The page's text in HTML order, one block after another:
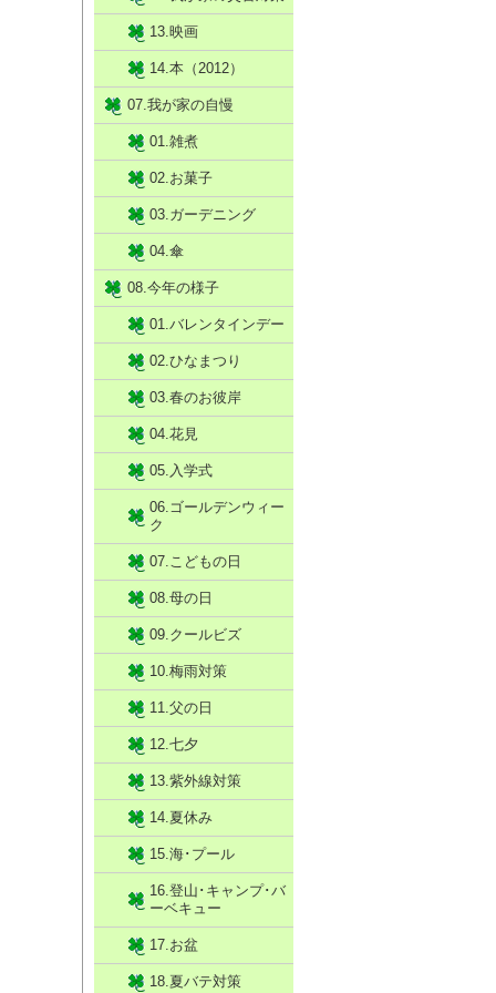
13.映画
14.本（2012）
07.我が家の自慢
01.雑煮
02.お菓子
03.ガーデニング
04.傘
08.今年の様子
01.バレンタインデー
02.ひなまつり
03.春のお彼岸
04.花見
05.入学式
06.ゴールデンウィー
ク
07.こどもの日
08.母の日
09.クールビズ
10.梅雨対策
11.父の日
12.七夕
13.紫外線対策
14.夏休み
15.海･プール
16.登山･キャンプ･バ
ーベキュー
17.お盆
18.夏バテ対策